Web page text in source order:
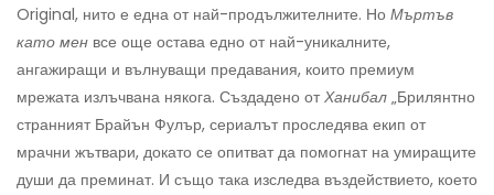
Original, нито е една от най-продължителните. Но Мъртъв
като мен все още остава едно от най-уникалните,
ангажиращи и вълнуващи предавания, които премиум
мрежата излъчвана някога. Създадено отХанибал „Брилянтно
странният Брайън Фулър, сериалът проследява екип от
мрачни жътвари, докато се опитват да помогнат на умиращите
души да преминат. И също така изследва въздействието, което